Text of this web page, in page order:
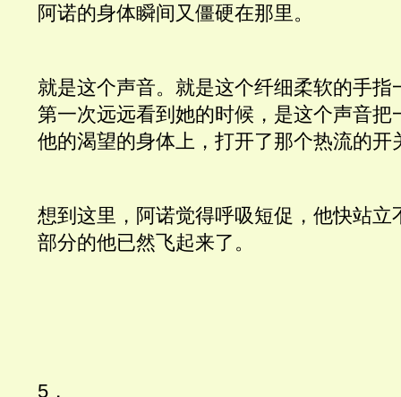
阿诺的身体瞬间又僵硬在那里。
就是这个声音。就是这个纤细柔软的手指
第一次远远看到她的时候，是这个声音把
他的渴望的身体上，打开了那个热流的开
想到这里，阿诺觉得呼吸短促，他快站立
部分的他已然飞起来了。
5，